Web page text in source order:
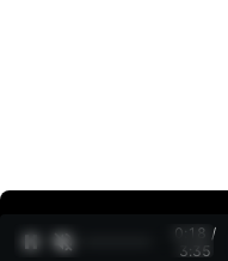
0:19 /
3:35